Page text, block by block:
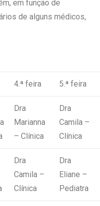
em função de
de alguns médicos,
4.ª feira 5.ª feira
Dra
Marianna
– Clínica
Dra
Camila –
Clínica
Dra
Camila –
Clínica
Dra
Eliane –
Pediatra